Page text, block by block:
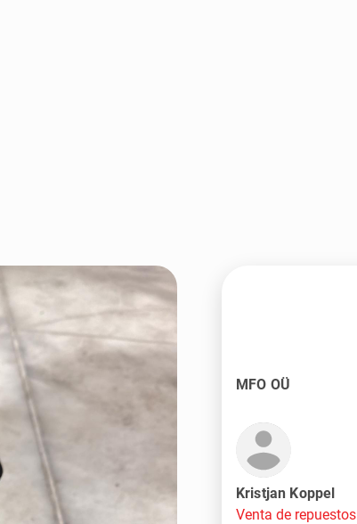
MFO OÜ
Kristjan Koppel
Venta de repuestos